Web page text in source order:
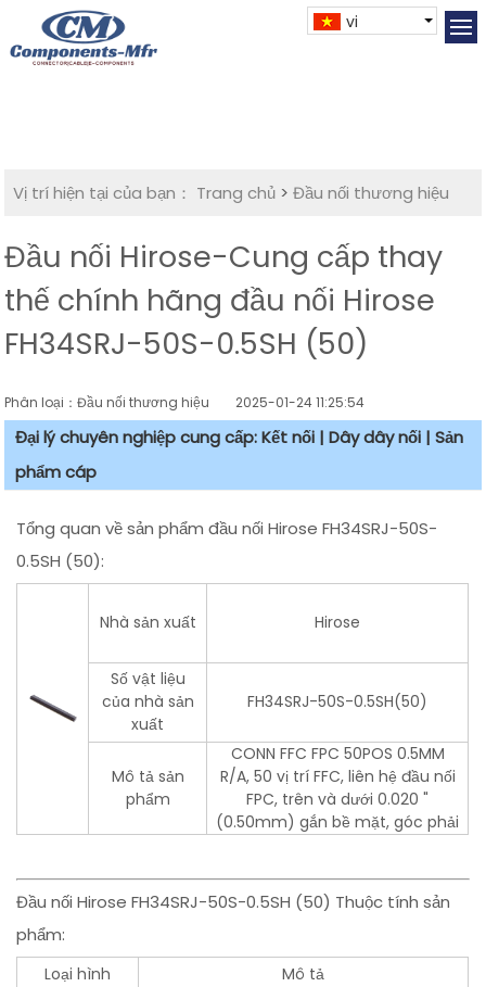
vi
Vị trí hiện tại của bạn： Trang chủ >Đầu nối thương hiệu
Đầu nối Hirose-Cung cấp thay
thế chính hãng đầu nối Hirose
FH34SRJ-50S-0.5SH (50)
Phân loại：Đầu nối thương hiệu 2025-01-24 11:25:54
Đại lý chuyên nghiệp cung cấp: Kết nối | Dây dây nối | Sản
phẩm cáp
Tổng quan về sản phẩm đầu nối Hirose FH34SRJ-50S-
0.5SH (50):
Nhà sản xuất Hirose
Số vật liệu
của nhà sản
xuất
FH34SRJ-50S-0.5SH(50)
Mô tả sản
phẩm
CONN FFC FPC 50POS 0.5MM
R/A, 50 vị trí FFC, liên hệ đầu nối
FPC, trên và dưới 0.020 "
(0.50mm) gắn bề mặt, góc phải
Đầu nối Hirose FH34SRJ-50S-0.5SH (50) Thuộc tính sản
phẩm:
Loại hình Mô tả